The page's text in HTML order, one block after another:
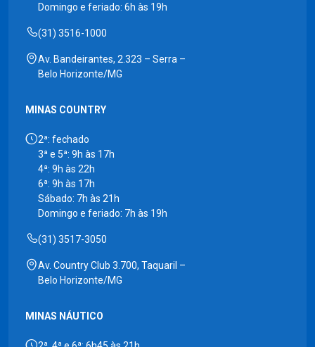
Domingo e feriado: 6h às 19h
(31) 3516-1000
Av. Bandeirantes, 2.323 – Serra –
Belo Horizonte/MG
MINAS COUNTRY
2ª: fechado
3ª e 5ª: 9h às 17h
4ª: 9h às 22h
6ª: 9h às 17h
Sábado: 7h às 21h
Domingo e feriado: 7h às 19h
(31) 3517-3050
Av. Country Club 3.700, Taquaril –
Belo Horizonte/MG
MINAS NÁUTICO